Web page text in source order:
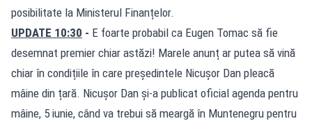
posibilitate la Ministerul Finanțelor.
UPDATE 10:30 - E foarte probabil ca Eugen Tomac să fie
desemnat premier chiar astăzi! Marele anunț ar putea să vină
chiar în condițiile în care președintele Nicușor Dan pleacă
mâine din țară. Nicușor Dan și-a publicat oficial agenda pentru
mâine, 5 iunie, când va trebui să meargă în Muntenegru pentru